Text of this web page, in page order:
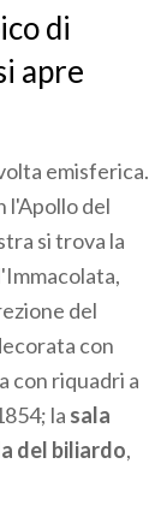
di
apre
emisferica.
l'Apollo del
si trova la
del
con
con riquadri a
la sala
del biliardo,